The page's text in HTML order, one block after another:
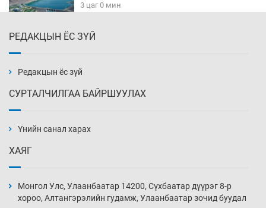
3 цаг 0 мин
3 цаг 30 мин
4 цаг 0 мин
4 цаг 30 мин
РЕДАКЦЫН ЁС ЗҮЙ
Редакцын ёс зүй
СУРТАЛЧИЛГАА БАЙРШУУЛАХ
Үнийн санал харах
ХАЯГ
Монгол Улс, Улаанбаатар 14200, Сүхбаатар дүүрэг 8-р
хороо, Алтангэрэлийн гудамж, Улаанбаатар зочид буудал